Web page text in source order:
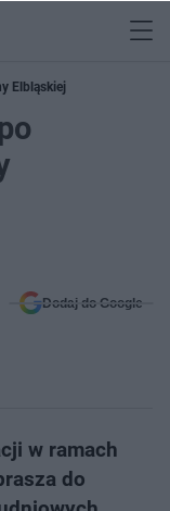
Elbląskiej
Dodaj do Google
w ramach
do